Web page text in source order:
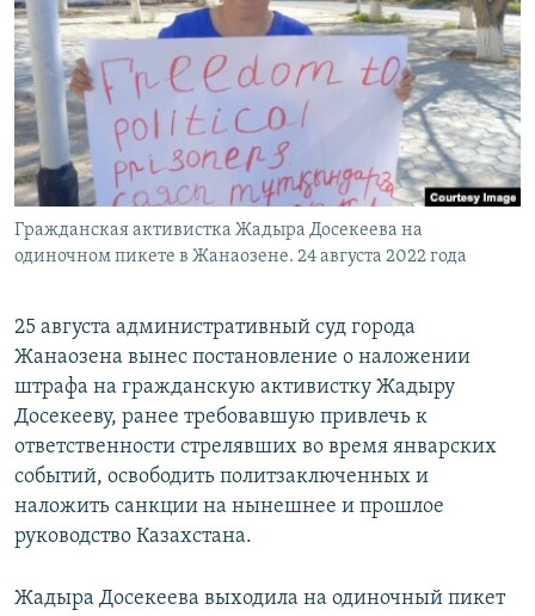
Гражданская активистка Жадыра Досекеева на
одиночном пикете в Жанаозене. 24 августа 2022 года
25 августа административный суд города
Жанаозена вынес постановление о наложении
штрафа на гражданскую активистку Жадыру
Досекееву, ранее требовавшую привлечь к
ответственности стрелявших во время январских
событий, освободить политзаключенных и
наложить санкции на нынешнее и прошлое
руководство Казахстана.
Жадыра Досекеева выходила на одиночный пикет